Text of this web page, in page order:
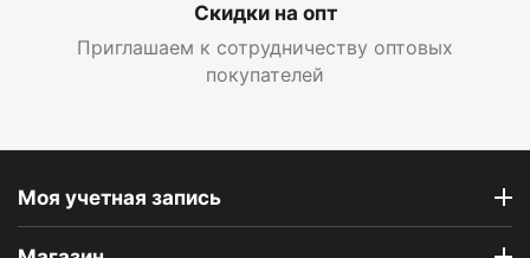
Скидки на опт
Приглашаем к сотрудничеству оптовых
покупателей
Моя учетная запись